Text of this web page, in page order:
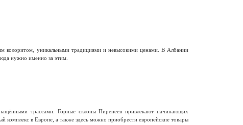
колоритом, уникальными традициями и невысокими ценами. В Албании
нужно именно за этим.
трассами. Горные склоны Пиренеев привлекают начинающих
в Европе, а также здесь можно приобрести европейские товары